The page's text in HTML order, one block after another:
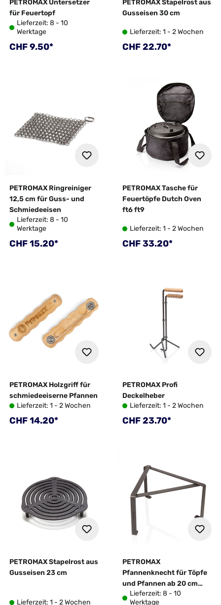
PETROMAX Untersetzer
für Feuertopf
Lieferzeit: 8 - 10
Werktage
Regulärer Preis:
CHF 9.50*
PETROMAX Stapelrost aus
Gusseisen 30 cm
Lieferzeit: 1 - 2 Wochen
Regulärer Preis:
CHF 22.70*
PETROMAX Ringreiniger
12,5 cm für Guss- und
Schmiedeeisen
Lieferzeit: 8 - 10
Werktage
Regulärer Preis:
CHF 15.20*
PETROMAX Tasche für
Feuertöpfe Dutch Oven
ft6 ft9
Lieferzeit: 1 - 2 Wochen
Regulärer Preis:
CHF 33.20*
PETROMAX Holzgriff für
schmiedeeiserne Pfannen
Lieferzeit: 1 - 2 Wochen
Regulärer Preis:
CHF 14.20*
PETROMAX Profi
Deckelheber
Lieferzeit: 1 - 2 Wochen
Regulärer Preis:
CHF 23.70*
PETROMAX Stapelrost aus
Gusseisen 23 cm
Lieferzeit: 1 - 2 Wochen
PETROMAX
Pfannenknecht für Töpfe
und Pfannen ab 20 cm
Durchmesser
Lieferzeit: 8 - 10
Werktage